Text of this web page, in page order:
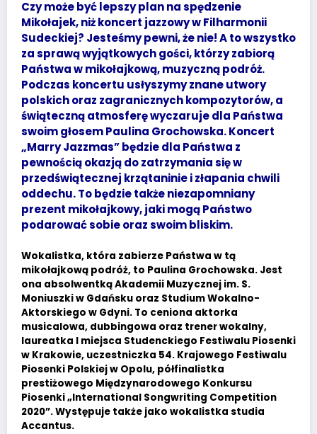
Czy może być lepszy plan na spędzenie
Mikołajek, niż koncert jazzowy w Filharmonii
Sudeckiej? Jesteśmy pewni, że nie! A to wszystko
za sprawą wyjątkowych gości, którzy zabiorą
Państwa w mikołajkową, muzyczną podróż.
Podczas koncertu usłyszymy znane utwory
polskich oraz zagranicznych kompozytorów, a
świąteczną atmosferę wyczaruje dla Państwa
swoim głosem Paulina Grochowska. Koncert
„Marry Jazzmas” będzie dla Państwa z
pewnością okazją do zatrzymania się w
przedświątecznej krzątaninie i złapania chwili
oddechu. To będzie także niezapomniany
prezent mikołajkowy, jaki mogą Państwo
podarować sobie oraz swoim bliskim.
Wokalistka, która zabierze Państwa w tą
mikołajkową podróż, to Paulina Grochowska. Jest
ona absolwentką Akademii Muzycznej im. S.
Moniuszki w Gdańsku oraz Studium Wokalno-
Aktorskiego w Gdyni. To ceniona aktorka
musicalowa, dubbingowa oraz trener wokalny,
laureatka I miejsca Studenckiego Festiwalu Piosenki
w Krakowie, uczestniczka 54. Krajowego Festiwalu
Piosenki Polskiej w Opolu, półfinalistka
prestiżowego Międzynarodowego Konkursu
Piosenki „International Songwriting Competition
2020”. Występuje także jako wokalistka studia
Accantus.